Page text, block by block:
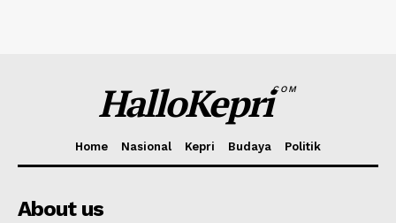
HalloKepriCOM
Home Nasional Kepri Budaya Politik
About us